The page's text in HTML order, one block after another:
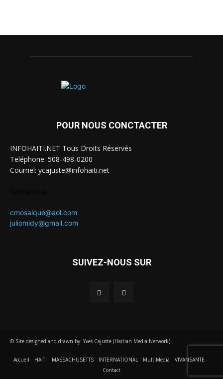
POUR NOUS CONCTACTER
INFOHAITI.NET Tous Droits Réservés
Teléphone: 508-498-0200
Courriel: ycajuste@infohaiti.net
cmosaique@aol.com
juliomidy@gmail.com
SUIVEZ-NOUS SUR
© Site designed and drawn by: Yves Cajuste (Haitian Media Network)
Accueil HAITI MASSACHUSETTS INTERNATIONAL MultiMedia
VIVANSANTE
Contact